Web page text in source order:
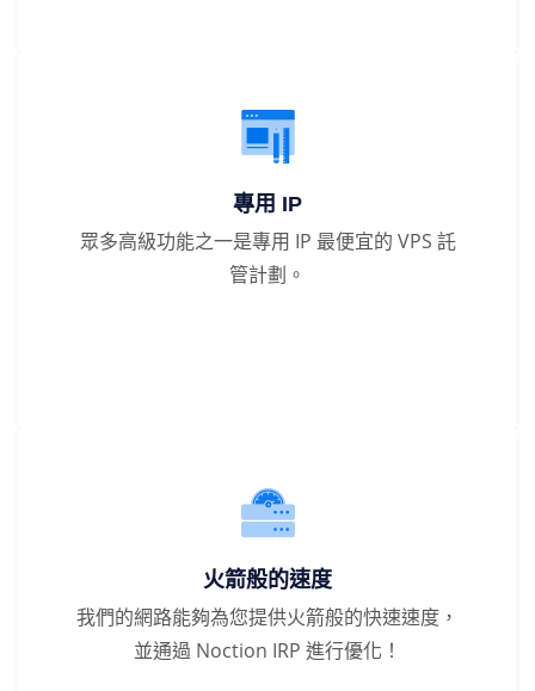
專用 IP
眾多高級功能之一是專用 IP 最便宜的 VPS 託
管計劃。
火箭般的速度
我們的網路能夠為您提供火箭般的快速速度，
並通過 Noction IRP 進行優化！